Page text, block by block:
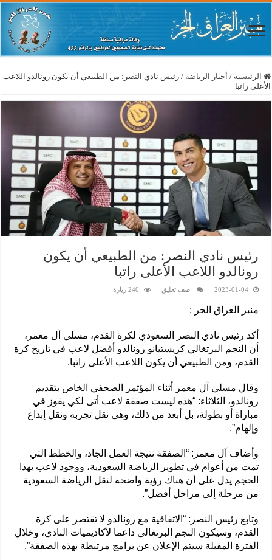
الرئيسية / أخبار الرياضة / رئيس نادي النصر: من الطبيعي أن يكون رونالدو اللاعب
الأعلى راتبا
رئيس نادي النصر: من الطبيعي أن يكون
رونالدو اللاعب الأعلى راتبا
2023-01-04 اضف تعليق 240 زيارة
منبر العراق الحر :
أكد رئيس نادي النصر السعودي لكرة القدم، مسلي آل معمر،
أن النجم البرتغالي كريستيانو رونالدو أفضل لاعب في تاريخ كرة
القدم، ومن الطبيعي أن يكون اللاعب الأعلى راتبا.
وقال مسلي آل معمر أثناء المؤتمر الصحفي الخاص بتقديم
رونالدو، الثلاثاء: “هذه ليست صفقة لاعب أتى لكي يفوز في
مباراة أو بطولة، بل أبعد من ذلك، وهي نقل تجربة ونقل إبداع
وإلهام”.
وأضاف آل معمر: “الصفقة نتيجة العمل الجاد، والخطط التي
تمت من أعوام في تطوير الرياضة السعودية، ووجود لاعب بهذا
الحجم يدل على أن هناك رؤية واضحة لنقل الرياضة السعودية
من مرحلة إلى مراحل أفضل”.
وتابع رئيس النصر: “الاتفاقية مع رونالدو لا تقتصر على كرة
القدم، وسيكون النجم البرتغالي داعما لأكاديميات النادي، وخلال
الفترة المقبلة سيتم الإعلان عن برامج مرتبطة بهذه الصفقة”.